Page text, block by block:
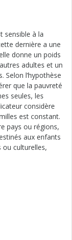
sensible à la
dernière a une
donne un poids
adultes et un
Selon l’hypothèse
que la pauvreté
seules, les
considère
est constant.
pays ou régions,
aux enfants
ou culturelles,